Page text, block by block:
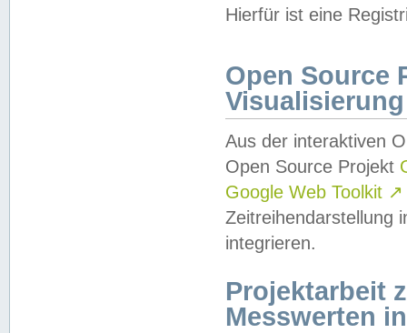
Hierfür ist eine
Open Source
Visualisierung
Aus der interaktiven
Open Source Projekt
Google Web Toolkit ↗
Zeitreihendarstellung
integrieren.
Projektarbeit
Messwerten